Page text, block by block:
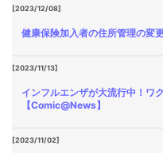
[2023/12/08]
健康保険加入者の住所管理の変
[2023/11/13]
インフルエンザが大流行中！ワ
【Comic@News】
[2023/11/02]